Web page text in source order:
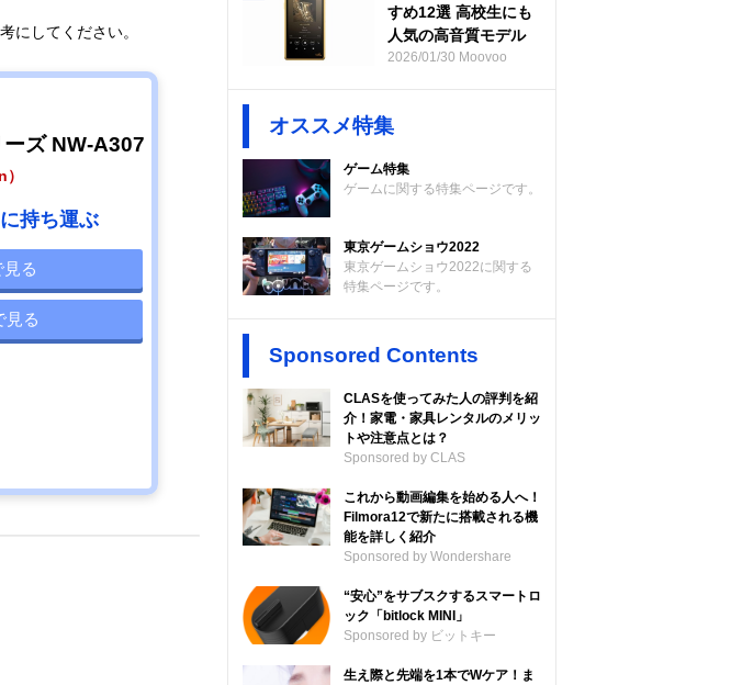
にしてください。
ズ NW-A307
持ち運ぶ
る
見る
すめ12選 高校生にも
人気の高音質モデル
2026/01/30 Moovoo
オススメ特集
ゲーム特集
ゲームに関する特集ページです。
東京ゲームショウ2022
東京ゲームショウ2022に関する
特集ページです。
Sponsored Contents
CLASを使ってみた人の評判を紹
介！家電・家具レンタルのメリッ
トや注意点とは？
Sponsored by CLAS
これから動画編集を始める人へ！
Filmora12で新たに搭載される機
能を詳しく紹介
Sponsored by Wondershare
“安心”をサブスクするスマートロ
ック「bitlock MINI」
Sponsored by ビットキー
生え際と先端を1本でWケア！ま